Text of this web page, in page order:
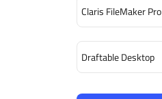
Claris FileMaker Pro
Draftable Desktop